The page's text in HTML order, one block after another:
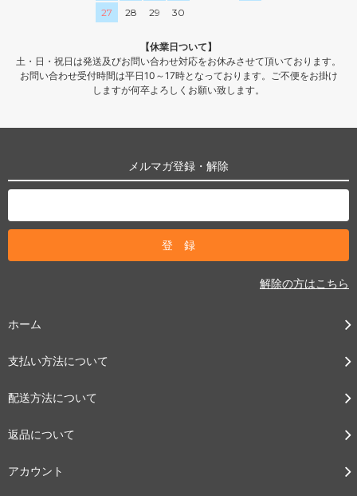
27
28 29 30
【休業日ついて】
土・日・祝日は発送及びお問い合わせ対応をお休みさせて頂いております。
お問い合わせ受付時間は平日10～17時となっております。ご不便をお掛け
しますが何卒よろしくお願い致します。
メルマガ登録・解除
解除の方はこちら
ホーム
支払い方法について
配送方法について
返品について
アカウント